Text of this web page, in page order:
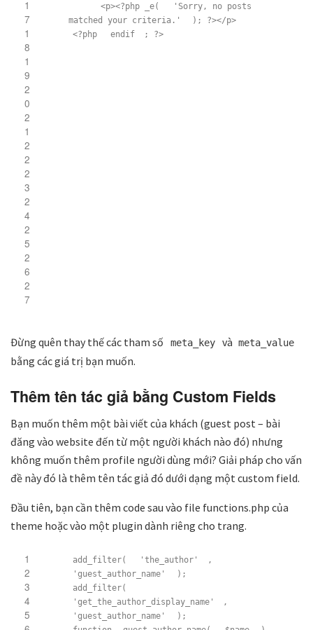
1
7
1
8
1
9
2
0
2
1
2
2
2
3
2
4
2
5
2
6
2
7
<p><?php _e(
'Sorry, no posts
matched your criteria.'
); ?></p>
<?php
endif ; ?>
Đừng quên thay thế các tham số meta_key và meta_value
bằng các giá trị bạn muốn.
Thêm tên tác giả bằng Custom Fields
Bạn muốn thêm một bài viết của khách (guest post – bài
đăng vào website đến từ một người khách nào đó) nhưng
không muốn thêm profile người dùng mới? Giải pháp cho vấn
đề này đó là thêm tên tác giả đó dưới dạng một custom field.
Đầu tiên, bạn cần thêm code sau vào file functions.php của
theme hoặc vào một plugin dành riêng cho trang.
1
2
3
4
5
add_filter( 'the_author'
,
'guest_author_name'
);
add_filter(
'get_the_author_display_name'
,
'guest_author_name'
);